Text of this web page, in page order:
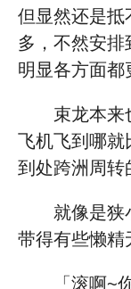
但显然还是抵
多，不然安排
明显各方面都
束龙本来
飞机飞到哪就
到处跨洲周转
就像是狭
带得有些懒精
「滚啊~